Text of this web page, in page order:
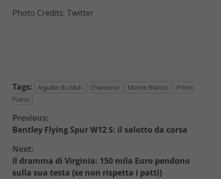
Photo Credits: Twitter
Tags: Aiguille du Midi Chamonix Monte Bianco
Primo
Piano
Continue
Reading
Previous:
Bentley Flying Spur W12 S: il salotto da corsa
Next:
Il dramma di Virginia: 150 mila Euro pendono
sulla sua testa (se non rispetta i patti)